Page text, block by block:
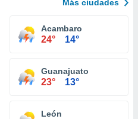
Más ciudades
Acambaro
24° 14°
Guanajuato
23° 13°
León